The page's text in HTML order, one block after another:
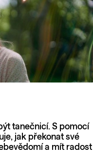
tanečnicí. S pomocí
jak překonat své
a mít radost